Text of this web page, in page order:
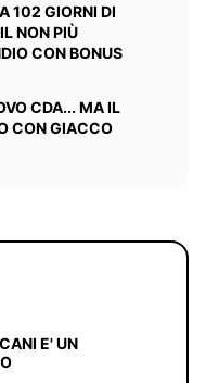
102 GIORNI DI
NON PIÙ
CON BONUS
CDA... MA IL
CON GIACCO
E' UN